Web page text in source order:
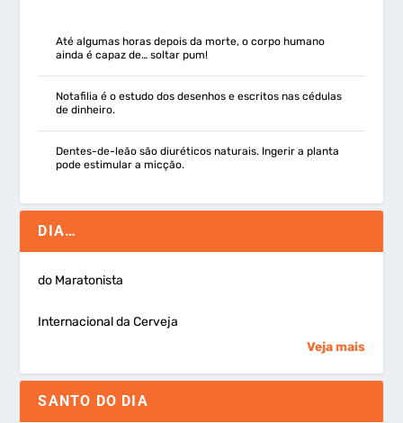
Até algumas horas depois da morte, o corpo humano
ainda é capaz de… soltar pum!
Notafilia é o estudo dos desenhos e escritos nas cédulas
de dinheiro.
Dentes-de-leão são diuréticos naturais. Ingerir a planta
pode estimular a micção.
DIA…
do Maratonista
Internacional da Cerveja
Veja mais
SANTO DO DIA